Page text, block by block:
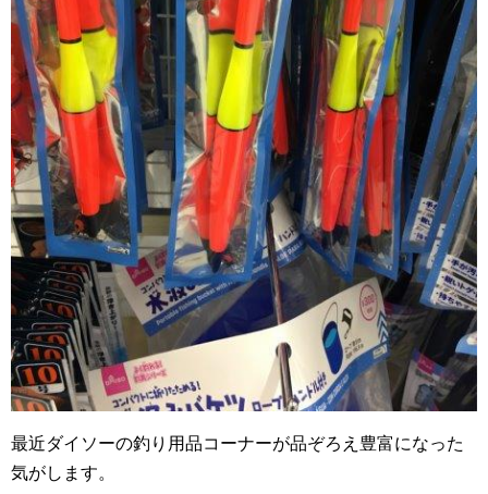
最近ダイソーの釣り用品コーナーが品ぞろえ豊富になった
気がします。